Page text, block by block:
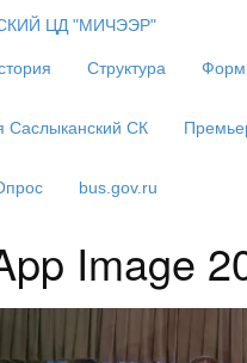
Структура
Саслыканский СК
bus.gov.ru
Image